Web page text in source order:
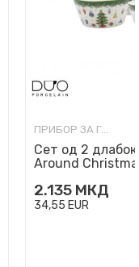
ПРИБОР ЗА ГОТВЕЊЕ, СЕРВИРАЊЕ И ЈАДЕЊЕ
Сет од 2
Around
2.135 МКД
34,55 EUR